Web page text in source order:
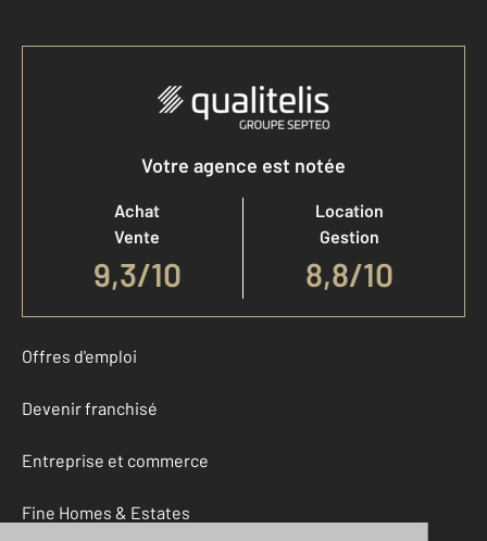
Votre agence est notée
Achat
Vente
9,3/10
Location
Gestion
8,8/10
Offres d'emploi
Devenir franchisé
Entreprise et commerce
Fine Homes & Estates